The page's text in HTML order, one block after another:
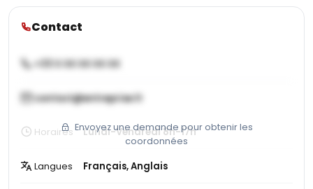
Contact
+33 X XX XX XX XX
contact@entreprise.fr
Envoyez une demande pour obtenir les
coordonnées
Horaires Lundi-Vendredi 8h-17h
Langues Français, Anglais